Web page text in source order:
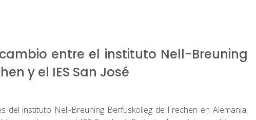
entre el instituto Nell-Breuning
y el IES San José
del instituto Nell-Breuning Berfuskolleg de Frechen en Alemania,